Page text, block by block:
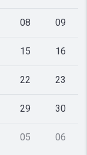
08 09
15 16
22 23
29 30
05 06